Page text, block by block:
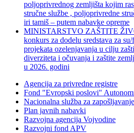
poljoprivrednog zemljišta kojim
stručne službe , poljoprivredne
iri tamiš ‒ putem nabavke opreme
MINISTARSTVO ZAŠTITE
konkurs za dodelu sredstava za
projekata ozelenjavanja u cilju
diverziteta i očuvanja i zaštite
u 2026. godini
Agencija za privredne registre
Fond "Evropski poslovi"
Nacionalna služba za zapošljavanje
Plan javnih nabavki
Razvojna agencija Vojvodine
Razvojni fond APV